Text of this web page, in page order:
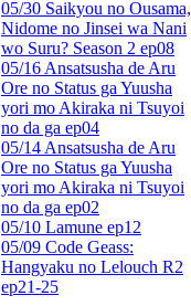
05/30 Saikyou no Ousama,
Nidome no Jinsei wa Nani
wo Suru? Season 2 ep08
05/16 Ansatsusha de Aru
Ore no Status ga Yuusha
yori mo Akiraka ni Tsuyoi
no da ga ep04
05/14 Ansatsusha de Aru
Ore no Status ga Yuusha
yori mo Akiraka ni Tsuyoi
no da ga ep02
05/10 Lamune ep12
05/09 Code Geass:
Hangyaku no Lelouch R2
ep21-25